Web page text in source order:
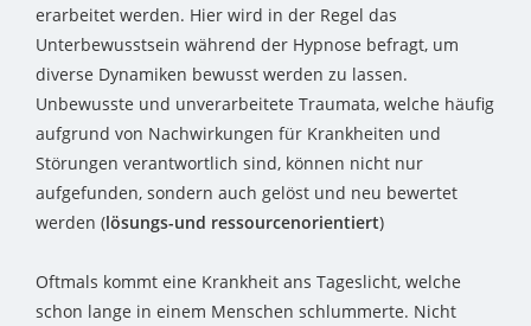
erarbeitet werden. Hier wird in der Regel das
Unterbewusstsein während der Hypnose befragt, um
diverse Dynamiken bewusst werden zu lassen.
Unbewusste und unverarbeitete Traumata, welche häufig
aufgrund von Nachwirkungen für Krankheiten und
Störungen verantwortlich sind, können nicht nur
aufgefunden, sondern auch gelöst und neu bewertet
werden (lösungs-und ressourcenorientiert)
Oftmals kommt eine Krankheit ans Tageslicht, welche
schon lange in einem Menschen schlummerte. Nicht